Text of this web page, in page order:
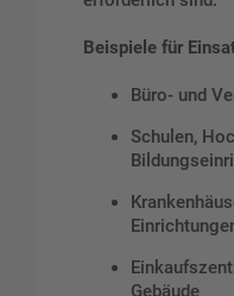
Beispiele für
Büro- und
Schulen,
Gebäude